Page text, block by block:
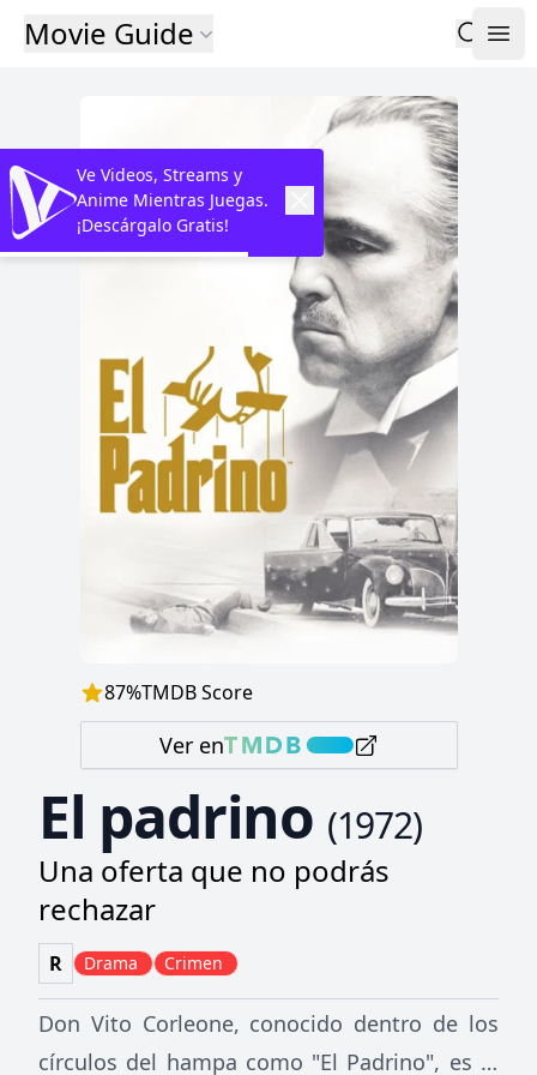
Movie Guide
87%TMDB Score
Ver en
El padrino (1972)
Una oferta que no podrás
rechazar
R Drama Crimen
Don Vito Corleone, conocido dentro de los
círculos del hampa como "El Padrino", es el
Ve Videos, Streams y
Anime Mientras Juegas.
¡Descárgalo Gratis!